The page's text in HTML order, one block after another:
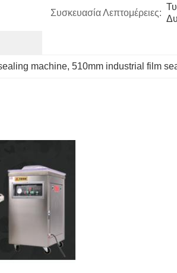
Συσκευασία Λεπτομέρειες:
machine, 510mm industrial film